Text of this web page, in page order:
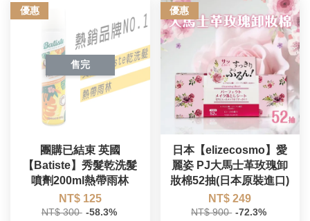
優惠
售完
團購已結束 英國
【Batiste】秀髮乾洗髮
噴劑200ml熱帶雨林
NT$ 125
NT$ 300 -58.3%
優惠
日本【elizecosmo】愛
麗姿 PJ大馬士革玫瑰卸
妝棉52抽(日本原裝進口)
NT$ 249
NT$ 900 -72.3%